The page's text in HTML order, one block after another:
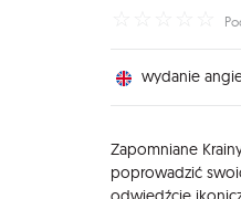
wydanie
Zapomniane
poprowadzić